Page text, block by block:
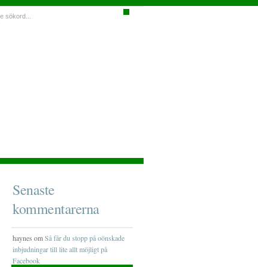
Senaste
kommentarerna
haynes omSå får du stopp på oönskade
inbjudningar till lite allt möjligt på
Facebook